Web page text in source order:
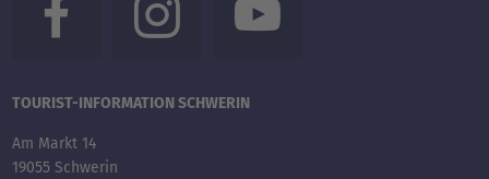
TOURIST-INFORMATION SCHWERIN
Am Markt 14
19055 Schwerin